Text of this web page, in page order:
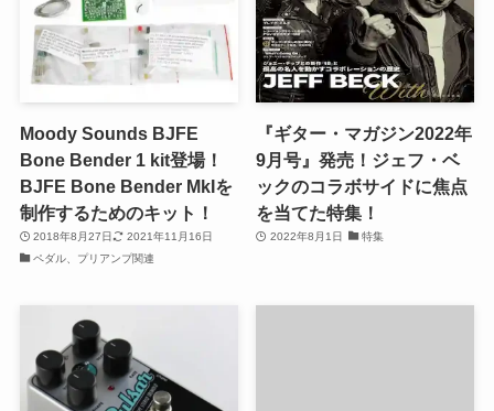
Moody Sounds BJFE
Bone Bender 1 kit登場！
BJFE Bone Bender MkIを
制作するためのキット！
2018年8月27日
2021年11月16日
ペダル、プリアンプ関連
『ギター・マガジン2022年
9月号』発売！ジェフ・ベ
ックのコラボサイドに焦点
を当てた特集！
2022年8月1日 特集